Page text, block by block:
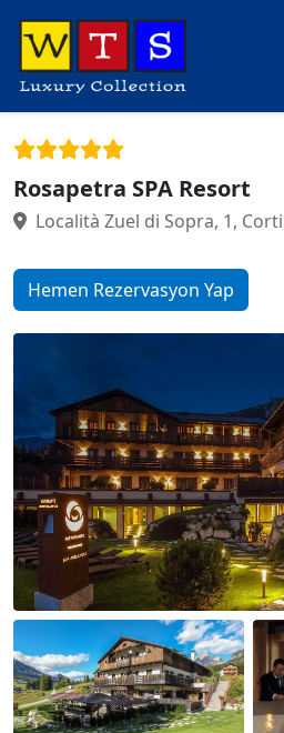
Rosapetra SPA Resort
Località Zuel di Sopra, 1,
Hemen Rezervasyon Yap